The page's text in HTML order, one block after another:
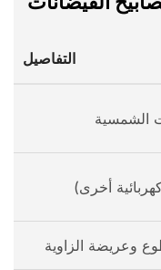
التفاصيل
الشمسية